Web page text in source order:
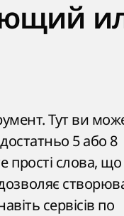
Тут ви
5 або 8
прості слова, що
сервісів по